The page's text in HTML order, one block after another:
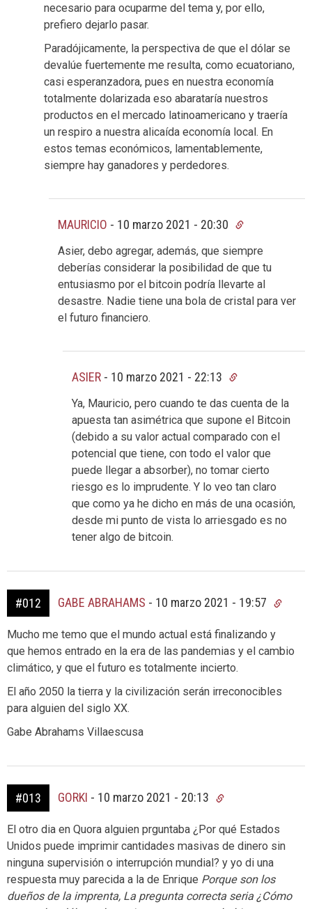
necesario para ocuparme del tema y, por ello,
prefiero dejarlo pasar.
Paradójicamente, la perspectiva de que el dólar se
devalúe fuertemente me resulta, como ecuatoriano,
casi esperanzadora, pues en nuestra economía
totalmente dolarizada eso abarataría nuestros
productos en el mercado latinoamericano y traería
un respiro a nuestra alicaída economía local. En
estos temas económicos, lamentablemente,
siempre hay ganadores y perdedores.
MAURICIO - 10 marzo 2021 - 20:30
Asier, debo agregar, además, que siempre
deberías considerar la posibilidad de que tu
entusiasmo por el bitcoin podría llevarte al
desastre. Nadie tiene una bola de cristal para ver
el futuro financiero.
ASIER - 10 marzo 2021 - 22:13
Ya, Mauricio, pero cuando te das cuenta de la
apuesta tan asimétrica que supone el Bitcoin
(debido a su valor actual comparado con el
potencial que tiene, con todo el valor que
puede llegar a absorber), no tomar cierto
riesgo es lo imprudente. Y lo veo tan claro
que como ya he dicho en más de una ocasión,
desde mi punto de vista lo arriesgado es no
tener algo de bitcoin.
#012 GABE ABRAHAMS - 10 marzo 2021 - 19:57
Mucho me temo que el mundo actual está finalizando y
que hemos entrado en la era de las pandemias y el cambio
climático, y que el futuro es totalmente incierto.
El año 2050 la tierra y la civilización serán irreconocibles
para alguien del siglo XX.
Gabe Abrahams Villaescusa
#013 GORKI - 10 marzo 2021 - 20:13
El otro dia en Quora alguien prguntaba ¿Por qué Estados
Unidos puede imprimir cantidades masivas de dinero sin
ninguna supervisión o interrupción mundial? y yo di una
respuesta muy parecida a la de Enrique Porque son los
dueños de la imprenta, La pregunta correcta seria ¿Cómo